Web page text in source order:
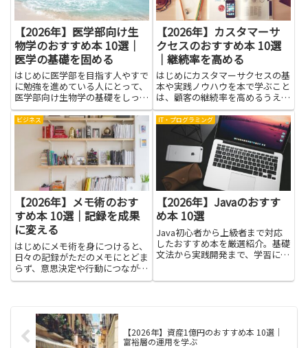
【2026年】医学部向け生
物学のおすすめ本 10選｜
医学の基礎を固める
はじめに医学部を目指す人やすで
に勉強を進めている人にとって、
医学部向け生物学の基礎をしっか
り固めることはとても役立ちま
す。医学の基礎を固めるという意
味でも、この学びは大きな力にな
ります。難しい専門用語をいきな
り覚えるより、身近な例や図解で
【2026年】カスタマーサ
クセスのおすすめ本 10選
｜継続率を高める
はじめにカスタマーサクセスの基
本や実践ノウハウを本で学ぶこと
は、顧客の継続率を高めるうえで
大きな助けになります。書籍は理
論や具体的な施策、現場事例、計
測指標の考え方を整理してくれる
ため、属人的な対応から組織的な
仕組みづくりへつなげやすくな
り...
ビジネス
【2026年】メモ術のおす
すめ本 10選｜記録を成果
に変える
はじめにメモ術を身につけると、
日々の記録がただのメモにとどま
らず、意思決定や行動につながる
資産になります。仕事のタスク管
報の取りこぼしが減り、必要なと
きにすばやく取り出せるように
な...
IT・プログラミング
【2026年】Javaのおすす
め本 10選
Java初心者から上級者まで対応
したおすすめ本を厳選紹介。基礎
文法から実践開発まで、学習に役
【2026年】資産1億円のおすすめ本 10選｜
富裕層の運用を学ぶ